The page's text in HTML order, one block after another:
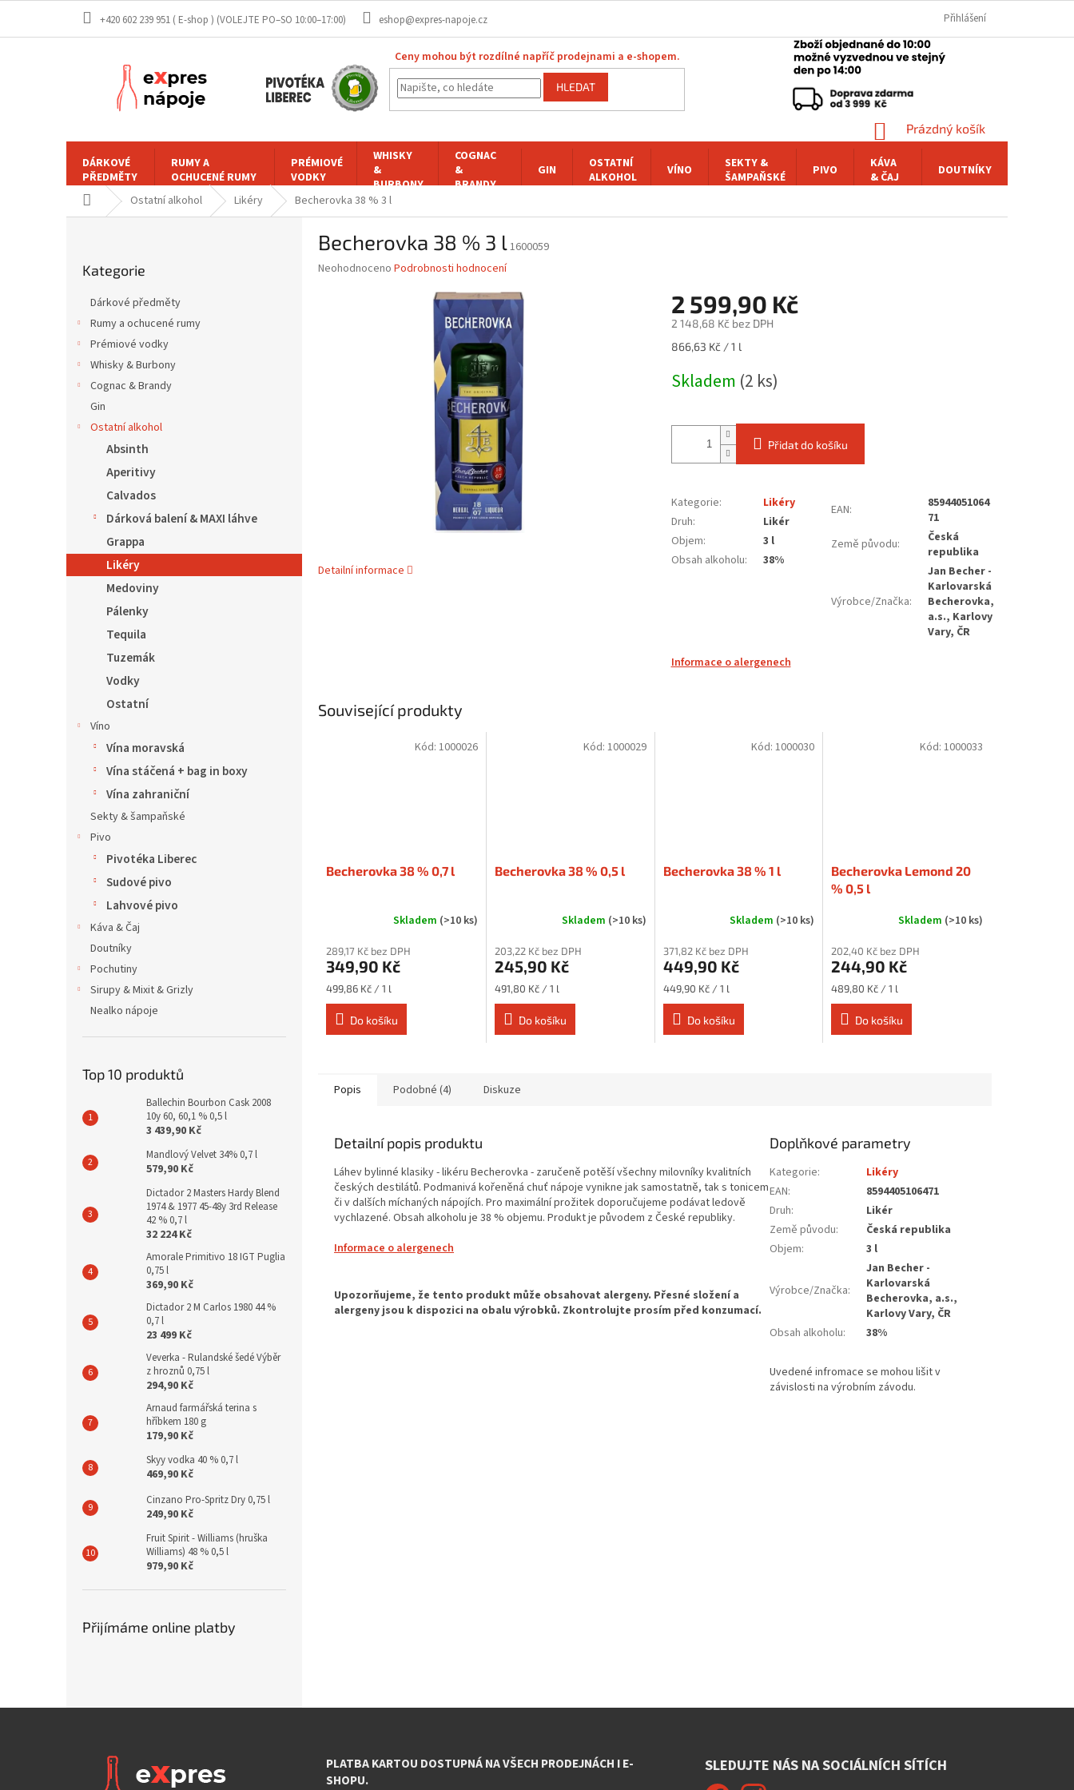
obsah
+420 602 239 951 ( E-shop ) eshop@expres-napoje.cz Přihlášení
Ceny mohou být rozdílné napříč prodejnami a e-shopem.
HLEDAT
NÁKUPNÍ
KOŠÍK
Prázdný košík
DÁRKOVÉ
PŘEDMĚTY
RUMY A
OCHUCENÉ RUMY
PRÉMIOVÉ
VODKY
WHISKY
&
BURBONY
COGNAC
&
BRANDY
GIN
OSTATNÍ
ALKOHOL
VÍNO
SEKTY &
ŠAMPAŇSKÉ
PIVO
KÁVA
& ČAJ
DOUTNÍKY
Domů Ostatní alkohol Likéry Becherovka 38 % 3 l
kategorie
Kategorie
Dárkové předměty
Rumy a ochucené rumy
Prémiové vodky
Whisky & Burbony
Cognac & Brandy
Gin
Ostatní alkohol
Absinth
Aperitivy
Calvados
Dárková balení & MAXI láhve
Grappa
Likéry
Medoviny
Pálenky
Tequila
Tuzemák
Vodky
Ostatní
Víno
Vína moravská
Vína stáčená + bag in boxy
Vína zahraniční
Sekty & šampaňské
Pivo
Pivotéka Liberec
Sudové pivo
Lahvové pivo
Káva & Čaj
Doutníky
Pochutiny
Sirupy & Mixit & Grizly
Nealko nápoje
Top 10 produktů
Ballechin Bourbon Cask 2008
10y 60, 60,1 % 0,5 l
3 439,90 Kč
Mandlový Velvet 34% 0,7 l
579,90 Kč
Dictador 2 Masters Hardy Blend
1974 & 1977 45-48y 3rd Release
42 % 0,7 l
32 224 Kč
Amorale Primitivo 18 IGT Puglia
0,75 l
369,90 Kč
Dictador 2 M Carlos 1980 44 %
0,7 l
23 499 Kč
Veverka - Rulandské šedé Výběr
z hroznů 0,75 l
294,90 Kč
Arnaud farmářská terina s
hříbkem 180 g
179,90 Kč
Skyy vodka 40 % 0,7 l
469,90 Kč
Cinzano Pro-Spritz Dry 0,75 l
249,90 Kč
Fruit Spirit - Williams (hruška
Williams) 48 % 0,5 l
979,90 Kč
Přijímáme online platby
Becherovka 38 % 3 l1600059
Průměrné
Neohodnoceno Podrobnosti hodnocení
Detailní informace
2 599,90 Kč
2 148,68 Kč bez DPH
Měrná
866,63 Kč / 1 l
Skladem (2 ks)
Přidat do košíku
Kategorie:
Likéry
Druh:
Likér
Objem:
3 l
Obsah alkoholu: 38%
EAN:
85944051064
71
Země původu:
Česká
republika
Výrobce/Značka:
Jan Becher -
Karlovarská
Becherovka,
a.s., Karlovy
Vary, ČR
Informace o alergenech
Související produkty
Becherovka 38 % 0,7 l
Skladem (>10 ks)
289,17 Kč bez DPH
349,90 Kč
Měrná
cena:
499,86 Kč / 1 l
Do košíku
Kód: 1000026
Becherovka 38 % 0,5 l
Skladem (>10 ks)
203,22 Kč bez DPH
245,90 Kč
Měrná
cena:
491,80 Kč / 1 l
Do košíku
Kód: 1000029
Becherovka 38 % 1 l
Skladem (>10 ks)
371,82 Kč bez DPH
449,90 Kč
Měrná
cena:
449,90 Kč / 1 l
Do košíku
Kód:1000030
Becherovka Lemond 20
% 0,5 l
Skladem (>10 ks)
202,40 Kč bez DPH
244,90 Kč
Měrná
cena:
489,80 Kč / 1 l
Do košíku
Kód: 1000033
Popis Podobné (4) Diskuze
Detailní popis produktu
Láhev bylinné klasiky - likéru Becherovka - zaručeně potěší všechny milovníky kvalitních
českých destilátů. Podmanivá kořeněná chuť nápoje vynikne jak samostatně, tak s tonicem
či v dalších míchaných nápojích. Pro maximální prožitek doporučujeme podávat ledově
vychlazené. Obsah alkoholu je 38 % objemu. Produkt je původem z České republiky.
Informace o alergenech
Doplňkové parametry
Kategorie:
Likéry
EAN:
8594405106471
Druh:
Likér
Země původu:
Česká republika
Objem: 3 l
Výrobce/Značka:
Jan Becher -
Karlovarská
Becherovka, a.s.,
Karlovy Vary, ČR
Obsah alkoholu: 38%
PLATBA KARTOU DOSTUPNÁ NA VŠECH PRODEJNÁCH I E-
SHOPU.
SLEDUJTE NÁS NA SOCIÁLNÍCH SÍTÍCH